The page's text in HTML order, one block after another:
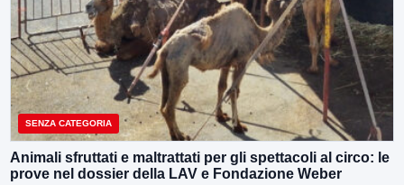
SENZA CATEGORIA
Animali sfruttati e maltrattati per gli spettacoli al circo: le
prove nel dossier della LAV e Fondazione Weber